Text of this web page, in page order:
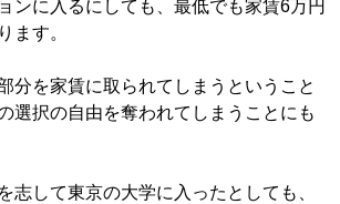
ンに入るにしても、最低でも家賃6万円
ます。
分を家賃に取られてしまうということ
選択の自由を奪われてしまうことにも
して東京の大学に入ったとしても、